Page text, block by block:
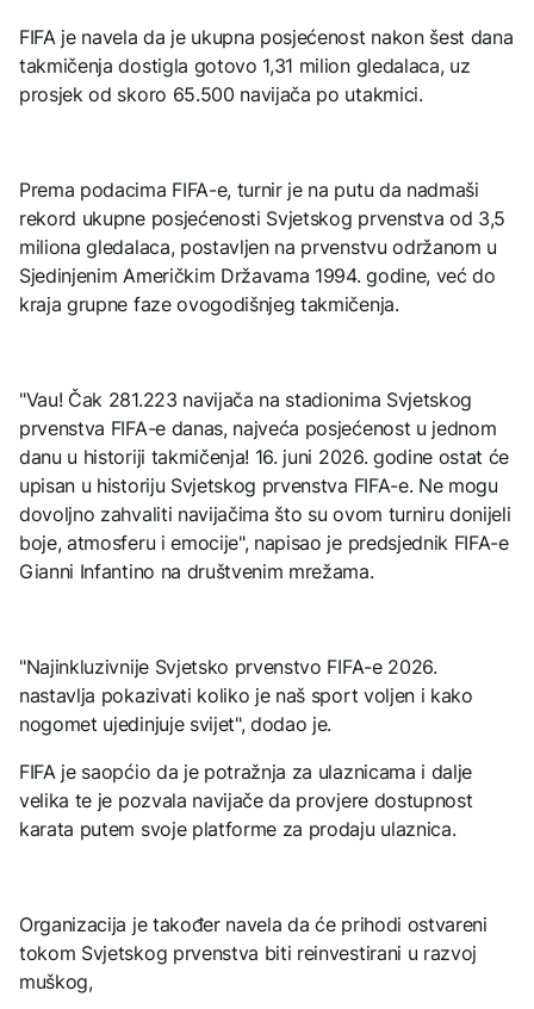
FIFA je navela da je ukupna posjećenost nakon šest dana
takmičenja dostigla gotovo 1,31 milion gledalaca, uz
prosjek od skoro 65.500 navijača po utakmici.
Prema podacima FIFA-e, turnir je na putu da nadmaši
rekord ukupne posjećenosti Svjetskog prvenstva od 3,5
miliona gledalaca, postavljen na prvenstvu održanom u
Sjedinjenim Američkim Državama 1994. godine, već do
kraja grupne faze ovogodišnjeg takmičenja.
"Vau! Čak 281.223 navijača na stadionima Svjetskog
prvenstva FIFA-e danas, najveća posjećenost u jednom
danu u historiji takmičenja! 16. juni 2026. godine ostat će
upisan u historiju Svjetskog prvenstva FIFA-e. Ne mogu
dovoljno zahvaliti navijačima što su ovom turniru donijeli
boje, atmosferu i emocije", napisao je predsjednik FIFA-e
Gianni Infantino na društvenim mrežama.
"Najinkluzivnije Svjetsko prvenstvo FIFA-e 2026.
nastavlja pokazivati koliko je naš sport voljen i kako
nogomet ujedinjuje svijet", dodao je.
FIFA je saopćio da je potražnja za ulaznicama i dalje
velika te je pozvala navijače da provjere dostupnost
karata putem svoje platforme za prodaju ulaznica.
Organizacija je također navela da će prihodi ostvareni
tokom Svjetskog prvenstva biti reinvestirani u razvoj
muškog,